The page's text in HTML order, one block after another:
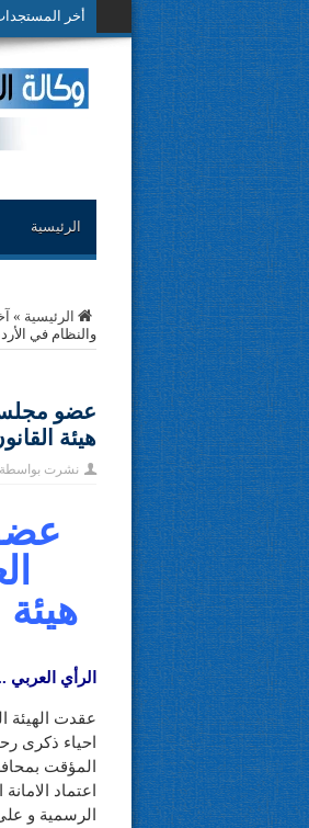
أخر
الرئيسية
الرئيسية »
والنظام في
عضو مجلس
هيئة
نشرت
الرأي العربي
عقدت الهيئة
احياء ذكرى
المؤقت بمحافظة نابلس
اعتماد
الرسمية و